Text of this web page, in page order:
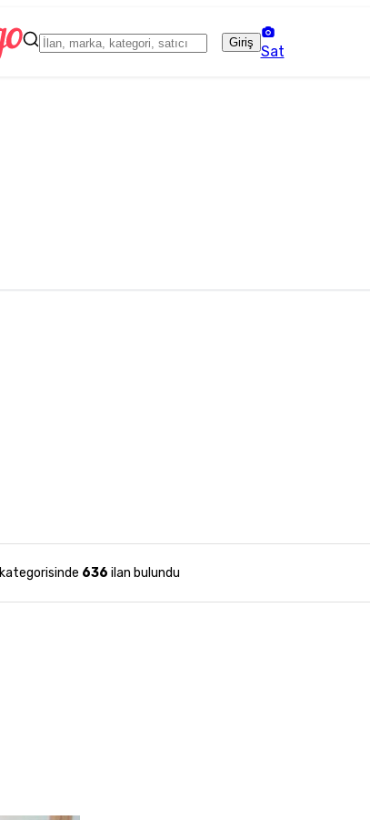
Giriş
Sat
kategorisinde 636 ilan bulundu